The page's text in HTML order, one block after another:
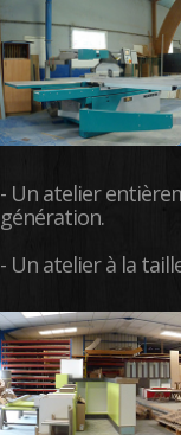
- Un atelier
génération.
- Un atelier à la